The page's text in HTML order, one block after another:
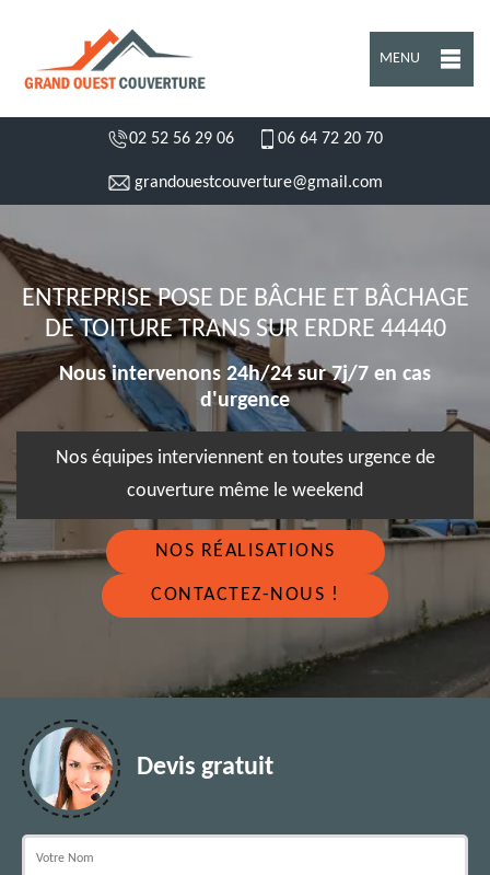
MENU
02 52 56 29 06 06 64 72 20 70
grandouestcouverture@gmail.com
ENTREPRISE POSE DE BÂCHE ET BÂCHAGE
DE TOITURE TRANS SUR ERDRE 44440
Nous intervenons 24h/24 sur 7j/7 en cas
d'urgence
Nos équipes interviennent en toutes urgence de
couverture même le weekend
NOS RÉALISATIONS
CONTACTEZ-NOUS !
Devis gratuit